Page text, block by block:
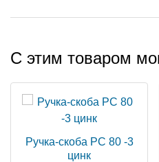
С этим товаром
Ручка-скоба РС 80 -3
цинк